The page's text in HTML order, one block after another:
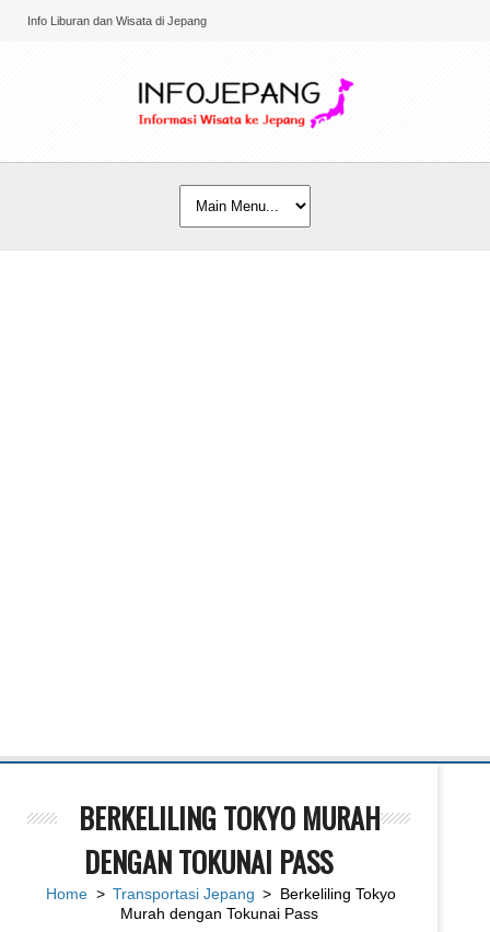
Info Liburan dan Wisata di Jepang
BERKELILING TOKYO MURAH
DENGAN TOKUNAI PASS
Home> Transportasi Jepang > Berkeliling Tokyo
Murah dengan Tokunai Pass